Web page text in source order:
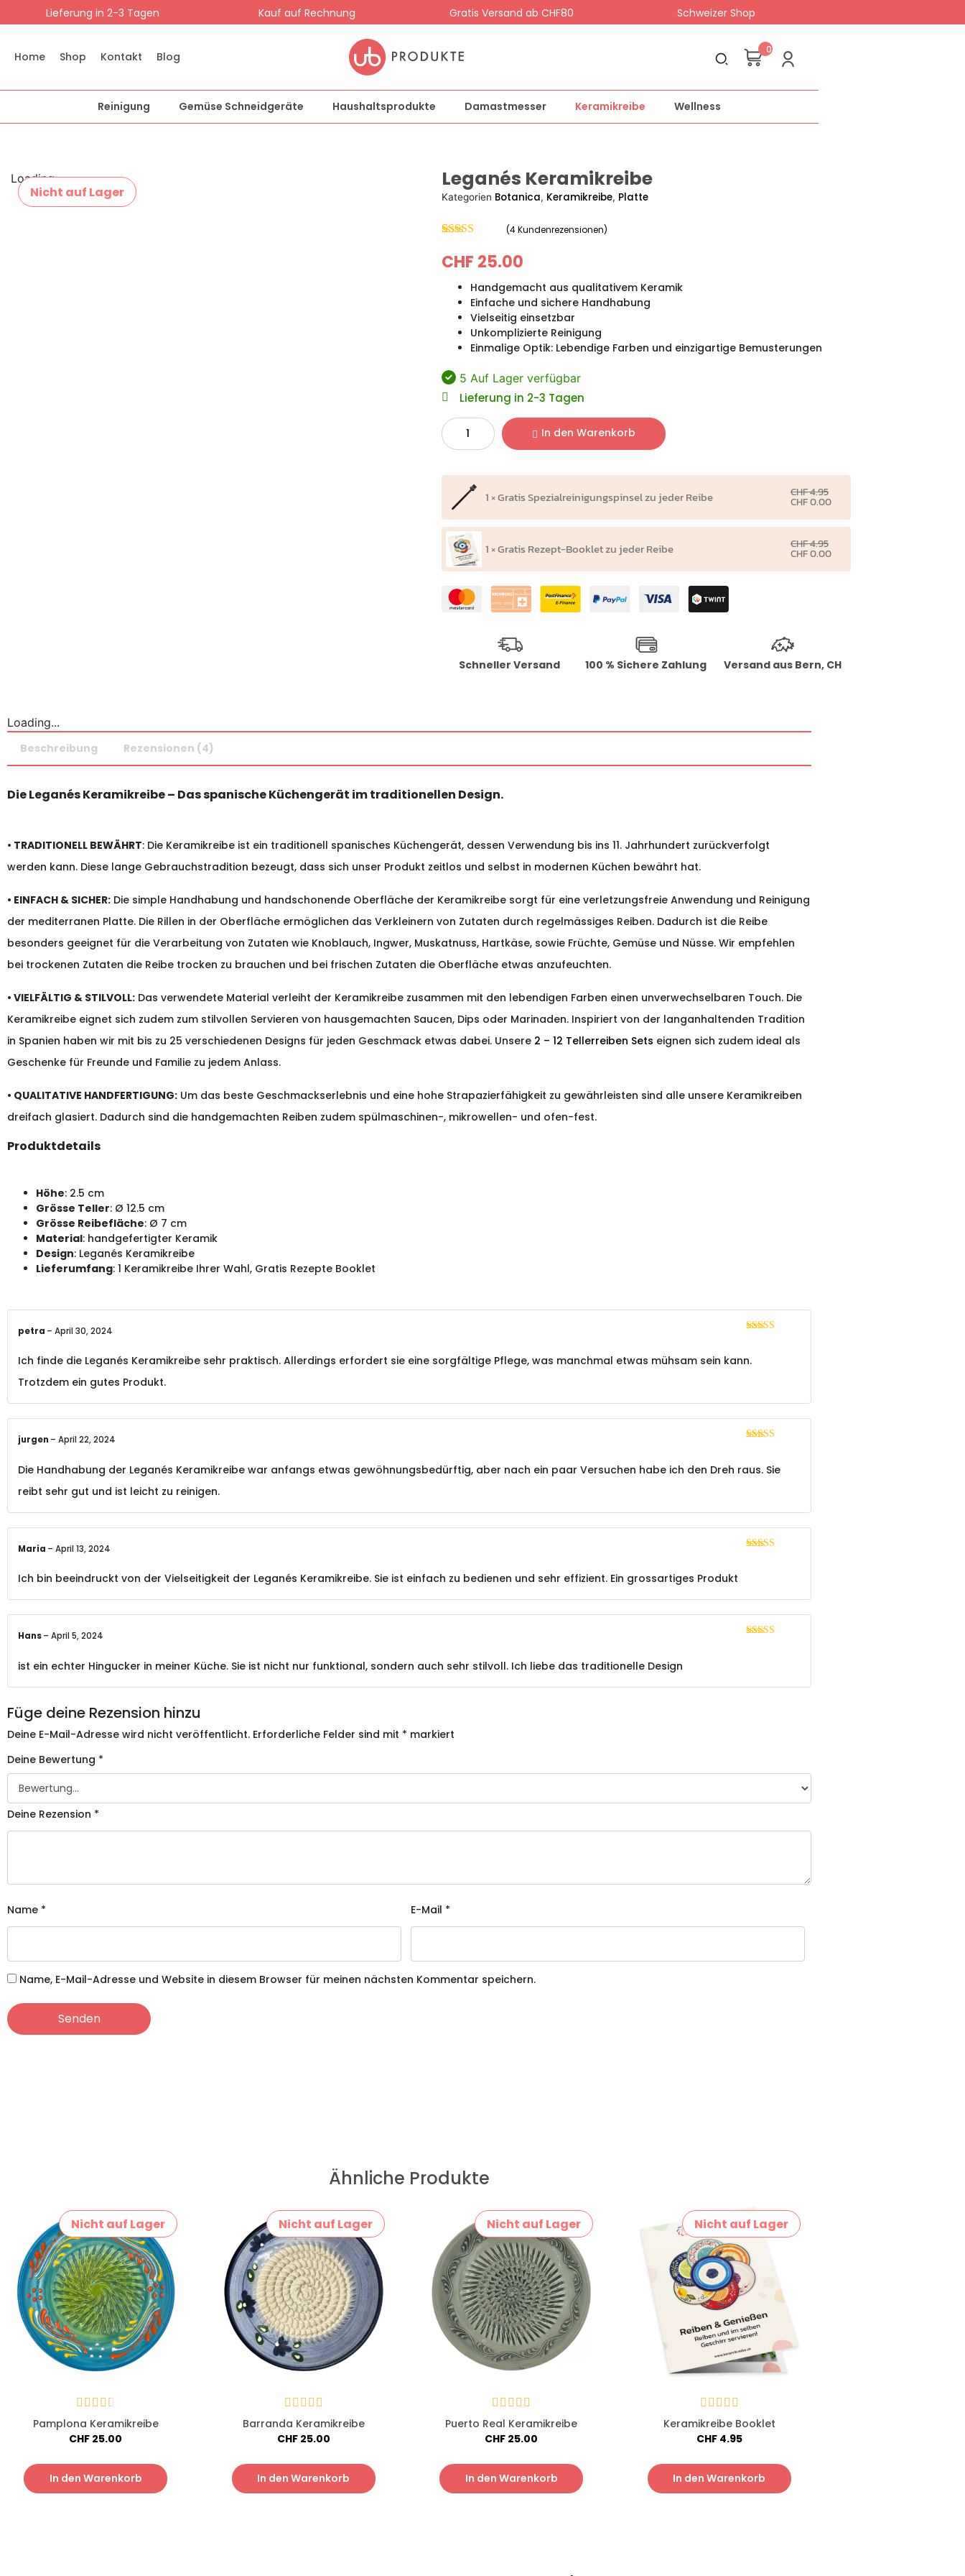
Lieferung in 2-3 Tagen Kauf auf Rechnung Gratis Versand ab CHF80 Schweizer Shop
Home Shop Kontakt Blog
0
Reinigung Gemüse Schneidgeräte Haushaltsprodukte Damastmesser Keramikreibe Wellness
Nicht auf Lager
Loading... Leganés Keramikreibe
Kategorien Botanica, Keramikreibe, Platte
4.75 von 5,
basierend
Kundenbewertungen
(4Kundenrezensionen)
CHF 25.00
Handgemacht aus qualitativem Keramik
Einfache und sichere Handhabung
Vielseitig einsetzbar
Unkomplizierte Reinigung
Einmalige Optik: Lebendige Farben und einzigartige Bemusterungen
5 Auf Lager verfügbar
Lieferung in 2-3 Tagen
In den Warenkorb
1 × Gratis Spezialreinigungspinsel zu jeder Reibe CHF 4.95
CHF 0.00
1 × Gratis Rezept-Booklet zu jeder Reibe CHF 4.95
CHF 0.00
Schneller Versand 100 % Sichere Zahlung Versand aus Bern, CH
Loading...
Beschreibung
Rezensionen (4)
Die Leganés Keramikreibe – Das spanische Küchengerät im traditionellen Design.
• TRADITIONELL BEWÄHRT: Die Keramikreibe ist ein traditionell spanisches Küchengerät, dessen Verwendung bis ins 11. Jahrhundert zurückverfolgt
werden kann. Diese lange Gebrauchstradition bezeugt, dass sich unser Produkt zeitlos und selbst in modernen Küchen bewährt hat.
• EINFACH & SICHER: Die simple Handhabung und handschonende Oberfläche der Keramikreibe sorgt für eine verletzungsfreie Anwendung und Reinigung
der mediterranen Platte. Die Rillen in der Oberfläche ermöglichen das Verkleinern von Zutaten durch regelmässiges Reiben. Dadurch ist die Reibe
besonders geeignet für die Verarbeitung von Zutaten wie Knoblauch, Ingwer, Muskatnuss, Hartkäse, sowie Früchte, Gemüse und Nüsse. Wir empfehlen
bei trockenen Zutaten die Reibe trocken zu brauchen und bei frischen Zutaten die Oberfläche etwas anzufeuchten.
• VIELFÄLTIG & STILVOLL: Das verwendete Material verleiht der Keramikreibe zusammen mit den lebendigen Farben einen unverwechselbaren Touch. Die
Keramikreibe eignet sich zudem zum stilvollen Servieren von hausgemachten Saucen, Dips oder Marinaden. Inspiriert von der langanhaltenden Tradition
in Spanien haben wir mit bis zu 25 verschiedenen Designs für jeden Geschmack etwas dabei. Unsere 2 – 12 Tellerreiben Sets eignen sich zudem ideal als
Geschenke für Freunde und Familie zu jedem Anlass.
• QUALITATIVE HANDFERTIGUNG: Um das beste Geschmackserlebnis und eine hohe Strapazierfähigkeit zu gewährleisten sind alle unsere Keramikreiben
dreifach glasiert. Dadurch sind die handgemachten Reiben zudem spülmaschinen-, mikrowellen- und ofen-fest.
Produktdetails
Höhe: 2.5 cm
Grösse Teller: Ø 12.5 cm
Grösse Reibefläche: Ø 7 cm
Material: handgefertigter Keramik
Design: Leganés Keramikreibe
Lieferumfang: 1 Keramikreibe Ihrer Wahl, Gratis Rezepte Booklet
petra – April 30, 2024
Ich finde die Leganés Keramikreibe sehr praktisch. Allerdings erfordert sie eine sorgfältige Pflege, was manchmal etwas mühsam sein kann.
Trotzdem ein gutes Produkt.
jurgen – April 22, 2024
Die Handhabung der Leganés Keramikreibe war anfangs etwas gewöhnungsbedürftig, aber nach ein paar Versuchen habe ich den Dreh raus. Sie
reibt sehr gut und ist leicht zu reinigen.
Maria – April 13, 2024
Ich bin beeindruckt von der Vielseitigkeit der Leganés Keramikreibe. Sie ist einfach zu bedienen und sehr effizient. Ein grossartiges Produkt
Hans– April 5, 2024
ist ein echter Hingucker in meiner Küche. Sie ist nicht nur funktional, sondern auch sehr stilvoll. Ich liebe das traditionelle Design
Füge deine Rezension hinzu
Deine E-Mail-Adresse wird nicht veröffentlicht. Erforderliche Felder sind mit * markiert
Deine Bewertung *
Deine Rezension *
Name * E-Mail *
Name, E-Mail-Adresse und Website in diesem Browser für meinen nächsten Kommentar speichern.
Ähnliche Produkte
Nicht auf Lager
Pamplona Keramikreibe
CHF 25.00
In den Warenkorb
Nicht auf Lager
Barranda Keramikreibe
CHF25.00
In den Warenkorb
Nicht auf Lager
Puerto Real Keramikreibe
CHF 25.00
In den Warenkorb
Nicht auf Lager
Keramikreibe Booklet
CHF4.95
In den Warenkorb